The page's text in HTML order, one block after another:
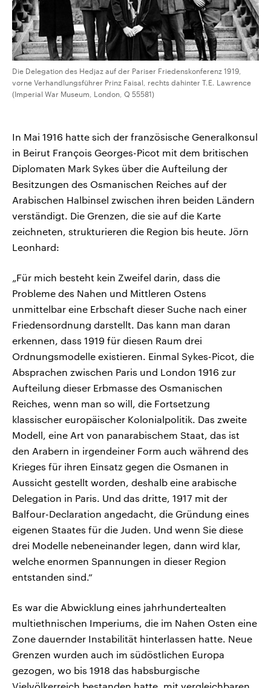
Die Delegation des Hedjaz auf der Pariser Friedenskonferenz 1919,
vorne Verhandlungsführer Prinz Faisal, rechts dahinter T.E. Lawrence
(Imperial War Museum, London, Q 55581)
In Mai 1916 hatte sich der französische Generalkonsul
in Beirut François Georges-Picot mit dem britischen
Diplomaten Mark Sykes über die Aufteilung der
Besitzungen des Osmanischen Reiches auf der
Arabischen Halbinsel zwischen ihren beiden Ländern
verständigt. Die Grenzen, die sie auf die Karte
zeichneten, strukturieren die Region bis heute. Jörn
Leonhard:
„Für mich besteht kein Zweifel darin, dass die
Probleme des Nahen und Mittleren Ostens
unmittelbar eine Erbschaft dieser Suche nach einer
Friedensordnung darstellt. Das kann man daran
erkennen, dass 1919 für diesen Raum drei
Ordnungsmodelle existieren. Einmal Sykes-Picot, die
Absprachen zwischen Paris und London 1916 zur
Aufteilung dieser Erbmasse des Osmanischen
Reiches, wenn man so will, die Fortsetzung
klassischer europäischer Kolonialpolitik. Das zweite
Modell, eine Art von panarabischem Staat, das ist
den Arabern in irgendeiner Form auch während des
Krieges für ihren Einsatz gegen die Osmanen in
Aussicht gestellt worden, deshalb eine arabische
Delegation in Paris. Und das dritte, 1917 mit der
Balfour-Declaration angedacht, die Gründung eines
eigenen Staates für die Juden. Und wenn Sie diese
drei Modelle nebeneinander legen, dann wird klar,
welche enormen Spannungen in dieser Region
entstanden sind.“
Es war die Abwicklung eines jahrhundertealten
multiethnischen Imperiums, die im Nahen Osten eine
Zone dauernder Instabilität hinterlassen hatte. Neue
Grenzen wurden auch im südöstlichen Europa
gezogen, wo bis 1918 das habsburgische
Vielvölkerreich bestanden hatte, mit vergleichbaren